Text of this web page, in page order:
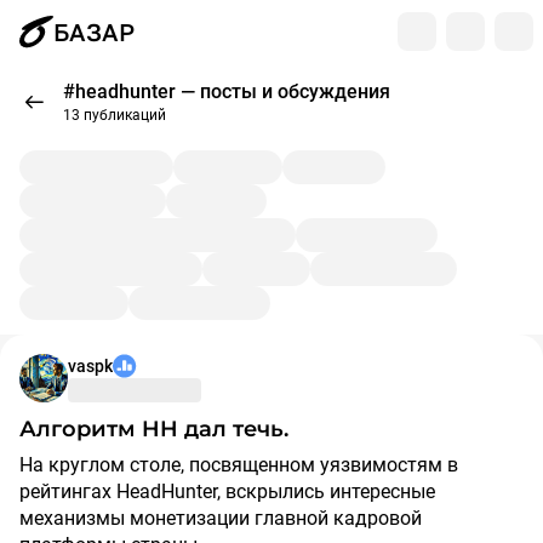
БАЗАР
#headhunter — посты и обсуждения
13 публикаций
vaspk
Алгоритм HH дал течь.
На круглом столе, посвященном уязвимостям в
рейтингах HeadHunter, вскрылись интересные
механизмы монетизации главной кадровой